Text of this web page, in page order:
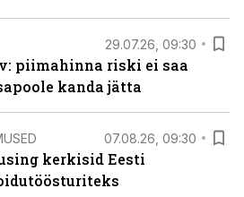
29.07.26, 09:30
piimahinna riski ei saa
kanda jätta
07.08.26, 09:30
kerkisid Eesti